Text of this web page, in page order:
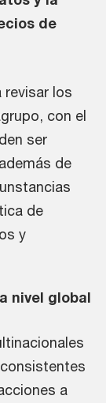
de
revisar los
con el
ser
de
de
y
nivel global
a